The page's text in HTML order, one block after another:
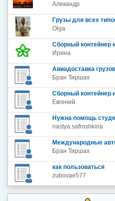
Алекандр
Грузы для всех
Olga
Сборный контейнер
Ирина
Авиадоставка
Бран Тиршах
Сборный контейнер
Евгений
Нужна помощь
nastya.safroshkina
Международные
Бран Тиршах
как пользоваться
zubovae577